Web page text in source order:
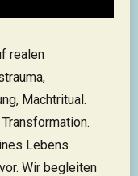
realen
Machtritual.
Lebens
Wir begleiten